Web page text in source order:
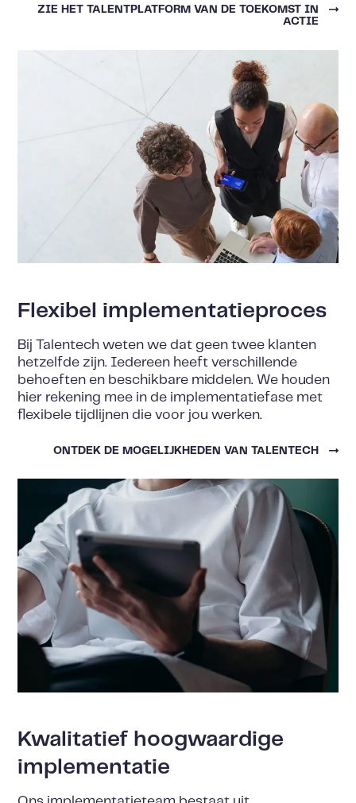
ZIE HET TALENTPLATFORM VAN DE TOEKOMST IN
ACTIE
Flexibel implementatieproces
Bij Talentech weten we dat geen twee klanten
hetzelfde zijn. Iedereen heeft verschillende
behoeften en beschikbare middelen. We houden
hier rekening mee in de implementatiefase met
flexibele tijdlijnen die voor jou werken.
ONTDEK DE MOGELIJKHEDEN VAN TALENTECH
Kwalitatief hoogwaardige
implementatie